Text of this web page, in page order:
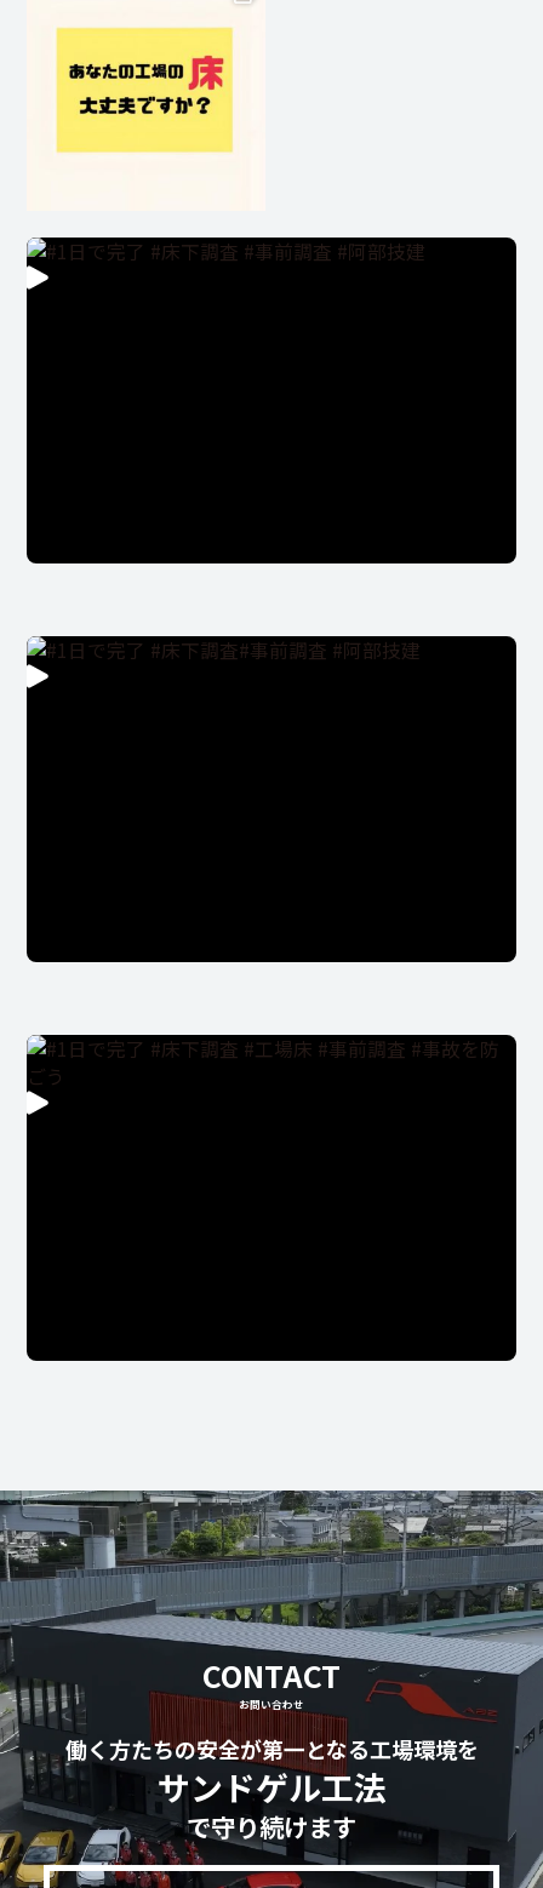
CONTACT
お問い合わせ
働く方たちの安全が第一となる工場環境を
サンドゲル工法
で守り続けます